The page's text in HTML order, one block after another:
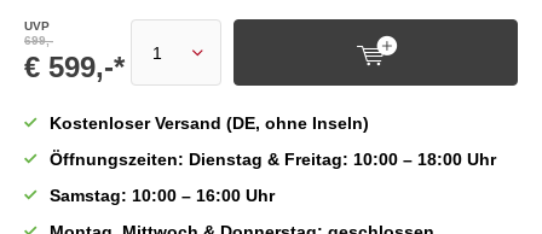
UVP
699,-
€ 599,-*
Kostenloser Versand (DE, ohne Inseln)
Öffnungszeiten: Dienstag & Freitag: 10:00 – 18:00 Uhr
Samstag: 10:00 – 16:00 Uhr